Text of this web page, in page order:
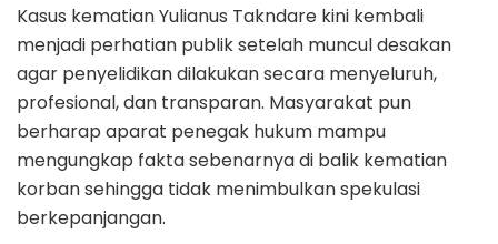
Kasus kematian Yulianus Takndare kini kembali
menjadi perhatian publik setelah muncul desakan
agar penyelidikan dilakukan secara menyeluruh,
profesional, dan transparan. Masyarakat pun
berharap aparat penegak hukum mampu
mengungkap fakta sebenarnya di balik kematian
korban sehingga tidak menimbulkan spekulasi
berkepanjangan.